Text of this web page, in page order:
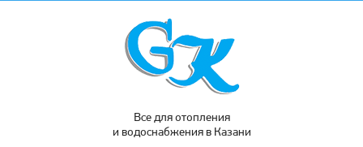
Все для отопления
и водоснабжения в Казани